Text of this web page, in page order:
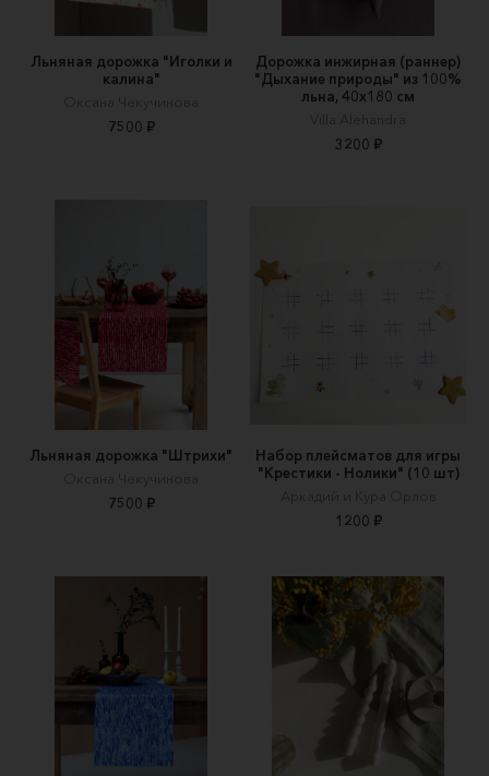
Льняная дорожка "Иголки и
калина"
Оксана Чекучинова
7500 ₽
Дорожка инжирная (раннер)
"Дыхание природы" из 100%
льна, 40х180 см
Villa Alehandra
3200 ₽
Льняная дорожка "Штрихи"
Оксана Чекучинова
7500 ₽
Набор плейсматов для игры
"Крестики - Нолики" (10 шт)
Аркадий и Кура Орлов
1200 ₽